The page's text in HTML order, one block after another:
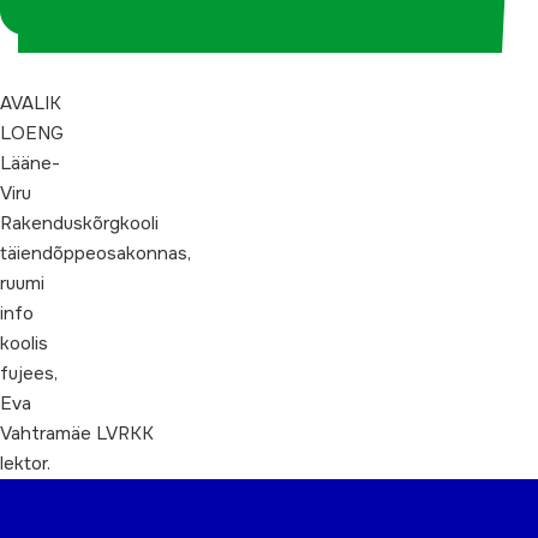
AVALIK
LOENG
Lääne-
Viru
Rakenduskõrgkooli
täiendõppeosakonnas,
ruumi
info
koolis
fujees,
Eva
Vahtramäe LVRKK
lektor.